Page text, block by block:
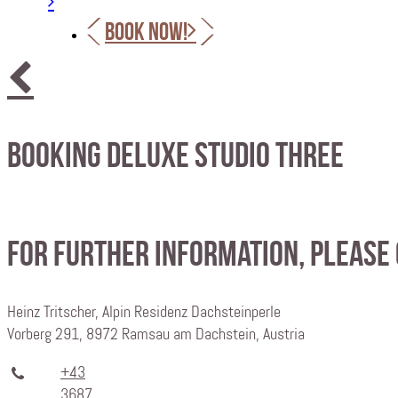
BOOK NOW!
Booking Deluxe Studio Three
For further information,
Heinz Tritscher, Alpin Residenz Dachsteinperle
Vorberg 291, 8972 Ramsau am Dachstein, Austria
+43